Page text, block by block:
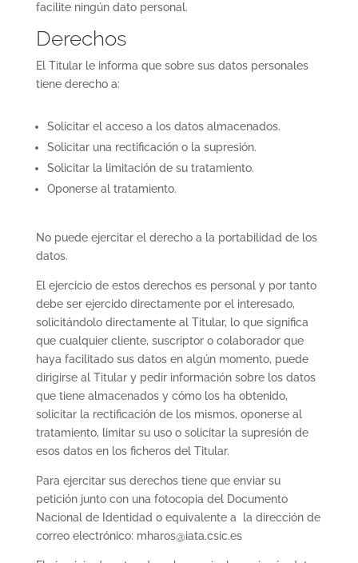
facilite ningún dato personal.
Derechos
El Titular le informa que sobre sus datos personales
tiene derecho a:
Solicitar el acceso a los datos almacenados.
Solicitar una rectificación o la supresión.
Solicitar la limitación de su tratamiento.
Oponerse al tratamiento.
No puede ejercitar el derecho a la portabilidad de los
datos.
El ejercicio de estos derechos es personal y por tanto
debe ser ejercido directamente por el interesado,
solicitándolo directamente al Titular, lo que significa
que cualquier cliente, suscriptor o colaborador que
haya facilitado sus datos en algún momento, puede
dirigirse al Titular y pedir información sobre los datos
que tiene almacenados y cómo los ha obtenido,
solicitar la rectificación de los mismos, oponerse al
tratamiento, limitar su uso o solicitar la supresión de
esos datos en los ficheros del Titular.
Para ejercitar sus derechos tiene que enviar su
petición junto con una fotocopia del Documento
Nacional de Identidad o equivalente a la dirección de
correo electrónico: mharos@iata.csic.es